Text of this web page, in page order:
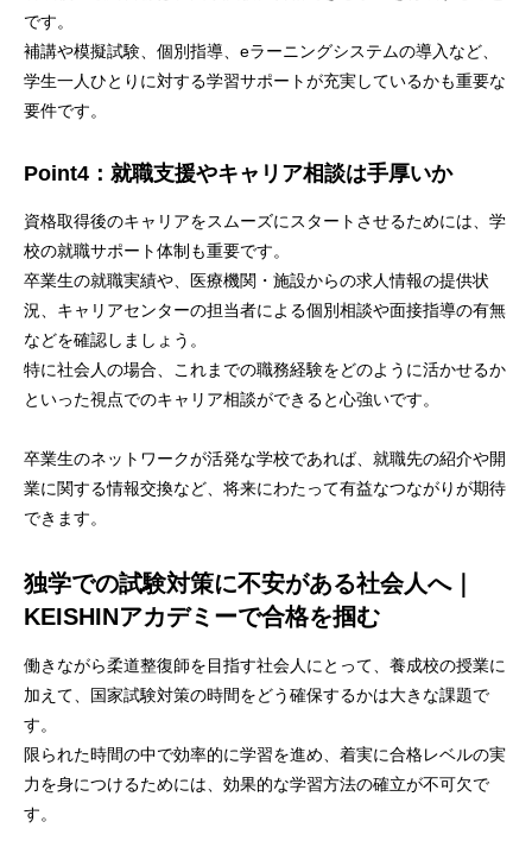
です。
補講や模擬試験、個別指導、eラーニングシステムの導入など、
学生一人ひとりに対する学習サポートが充実しているかも重要な
要件です。
Point4：就職支援やキャリア相談は手厚いか
資格取得後のキャリアをスムーズにスタートさせるためには、学
校の就職サポート体制も重要です。
卒業生の就職実績や、医療機関・施設からの求人情報の提供状
況、キャリアセンターの担当者による個別相談や面接指導の有無
などを確認しましょう。
特に社会人の場合、これまでの職務経験をどのように活かせるか
といった視点でのキャリア相談ができると心強いです。
卒業生のネットワークが活発な学校であれば、就職先の紹介や開
業に関する情報交換など、将来にわたって有益なつながりが期待
できます。
独学での試験対策に不安がある社会人へ｜
KEISHINアカデミーで合格を掴む
働きながら柔道整復師を目指す社会人にとって、養成校の授業に
加えて、国家試験対策の時間をどう確保するかは大きな課題で
す。
限られた時間の中で効率的に学習を進め、着実に合格レベルの実
力を身につけるためには、効果的な学習方法の確立が不可欠で
す。